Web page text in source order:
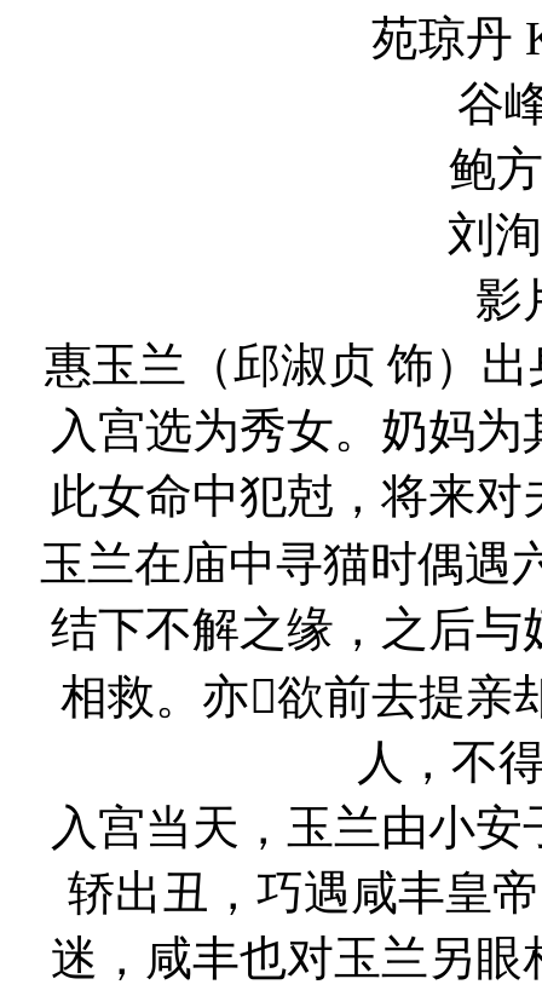
苑琼丹
谷
鲍
刘
影
惠玉兰（邱淑贞 饰）
入宫选为秀女。奶妈
此女命中犯尅，将来
玉兰在庙中寻猫时偶遇
结下不解之缘，之后
相救。亦欲前去提亲
人，不
入宫当天，玉兰由小
轿出丑，巧遇咸丰皇
迷，咸丰也对玉兰另